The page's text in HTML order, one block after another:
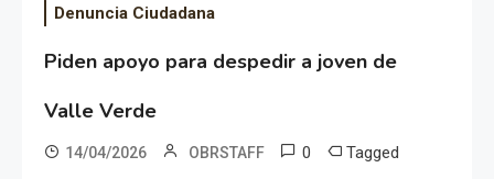
Denuncia Ciudadana
Piden apoyo para despedir a joven de
Valle Verde
14/04/2026 OBRSTAFF 0 Tagged